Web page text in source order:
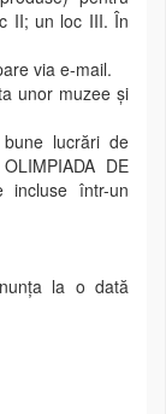
II; un loc III. În
via e-mail.
unor muzee și
lucrări de
DE
incluse într-un
la o dată